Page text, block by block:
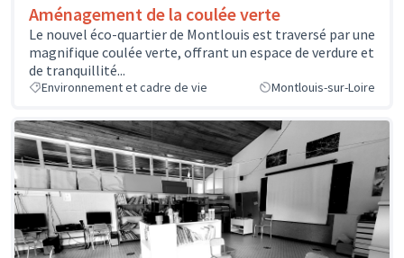
Aménagement de la coulée verte
Le nouvel éco-quartier de Montlouis est traversé par une
magnifique coulée verte, offrant un espace de verdure et
de tranquillité...
Environnement et cadre de vie Montlouis-sur-Loire